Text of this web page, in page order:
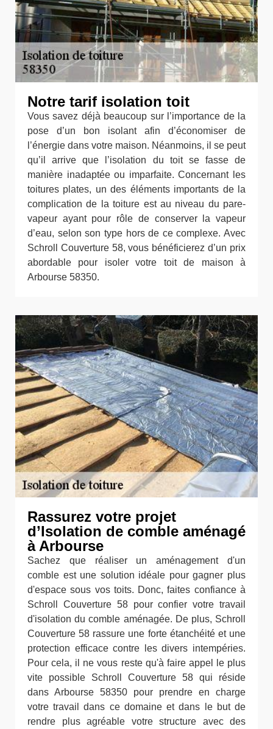
Notre tarif isolation toit
Vous savez déjà beaucoup sur l’importance de la
pose d’un bon isolant afin d’économiser de
l’énergie dans votre maison. Néanmoins, il se peut
qu’il arrive que l’isolation du toit se fasse de
manière inadaptée ou imparfaite. Concernant les
toitures plates, un des éléments importants de la
complication de la toiture est au niveau du pare-
vapeur ayant pour rôle de conserver la vapeur
d’eau, selon son type hors de ce complexe. Avec
Schroll Couverture 58, vous bénéficierez d’un prix
abordable pour isoler votre toit de maison à
Arbourse 58350.
Rassurez votre projet
d’Isolation de comble aménagé
à Arbourse
Sachez que réaliser un aménagement d'un
comble est une solution idéale pour gagner plus
d'espace sous vos toits. Donc, faites confiance à
Schroll Couverture 58 pour confier votre travail
d'isolation du comble aménagée. De plus, Schroll
Couverture 58 rassure une forte étanchéité et une
protection efficace contre les divers intempéries.
Pour cela, il ne vous reste qu'à faire appel le plus
vite possible Schroll Couverture 58 qui réside
dans Arbourse 58350 pour prendre en charge
votre travail dans ce domaine et dans le but de
rendre plus agréable votre structure avec des